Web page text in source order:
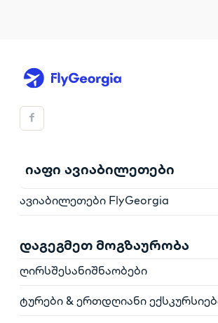
იაფი ავიაბილეთები
ავიაბილეთები FlyGeorgia
დაგეგმეთ მოგზაურობა
ღირსშესანიშნაობები
ტურები & ერთდღიანი